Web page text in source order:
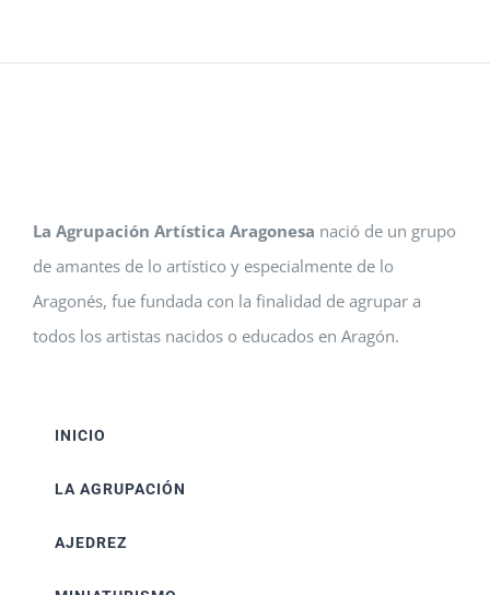
La Agrupación Artística Aragonesa nació de un grupo
de amantes de lo artístico y especialmente de lo
Aragonés, fue fundada con la finalidad de agrupar a
todos los artistas nacidos o educados en Aragón.
INICIO
LA AGRUPACIÓN
AJEDREZ